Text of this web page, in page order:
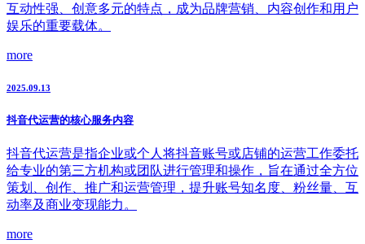
互动性强、创意多元的特点，成为品牌营销、内容创作和用户
娱乐的重要载体。
more
2025.09.13
抖音代运营的核心服务内容
抖音代运营是指企业或个人将抖音账号或店铺的运营工作委托
给专业的第三方机构或团队进行管理和操作，旨在通过全方位
策划、创作、推广和运营管理，提升账号知名度、粉丝量、互
动率及商业变现能力。
more